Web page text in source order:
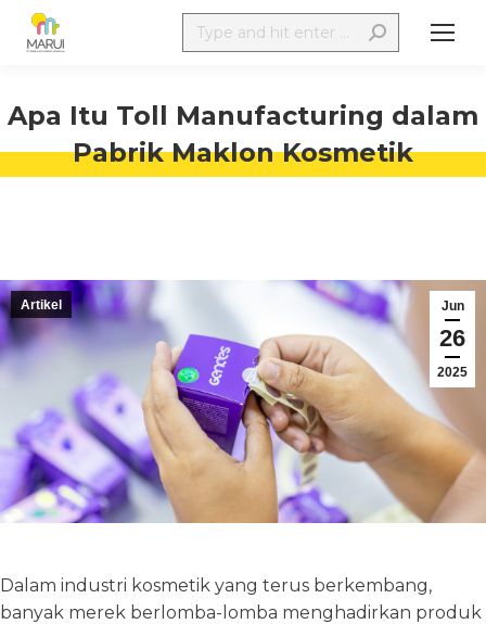
Apa Itu Toll Manufacturing dalam
Pabrik Maklon Kosmetik
Jun
26
2025
Artikel
Dalam industri kosmetik yang terus berkembang,
banyak merek berlomba-lomba menghadirkan produk